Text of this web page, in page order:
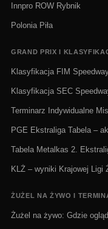
Innpro ROW Rybnik
Polonia Piła
GRAND PRIX I
Klasyfikacja FIM
Klasyfikacja SEC
Terminarz Indywidualne
PGE Ekstraliga Tabela –
Tabela Metalkas 2.
KLŻ – wyniki Krajowej Ligi
ŻUŻEL NA ŻYWO I
Żużel na żywo: Gdzie